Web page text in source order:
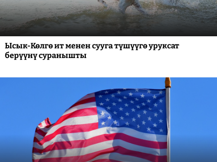
Ысык-Көлгө ит менен сууга түшүүгө уруксат
берүүнү суранышты